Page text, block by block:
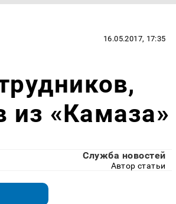
16.05.2017, 17:35
из «Камаза»
Служба новостей
Автор статьи